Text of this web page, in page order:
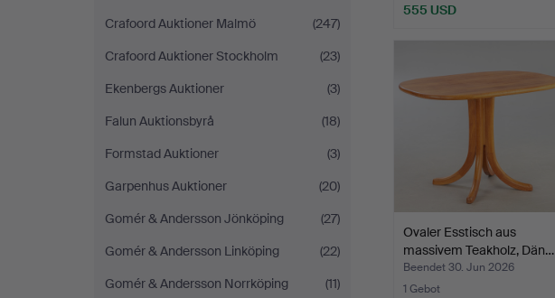
Crafoord Auktioner Malmö
(247)
Crafoord Auktioner Stockholm
(23)
Ekenbergs Auktioner
(3)
Falun Auktionsbyrå
(18)
Formstad Auktioner
(3)
Garpenhus Auktioner
(20)
Gomér & Andersson Jönköping
(27)
Gomér & Andersson Linköping
(22)
Gomér & Andersson Norrköping
(11)
555 USD
Ovaler Esstisch aus
massivem Teakholz, Dän…
Beendet 30. Jun 2026
1 Gebot